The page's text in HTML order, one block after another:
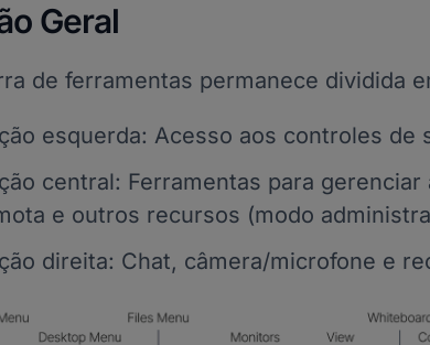
Geral
de ferramentas permanece dividida
esquerda: Acesso aos controles de
central: Ferramentas para
e outros recursos (modo
direita: Chat, câmera/microfone e